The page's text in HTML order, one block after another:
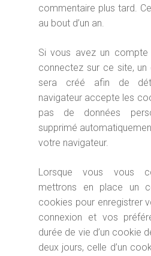
commentaire plus tard.
au bout d’un an.
Si vous avez un
connectez sur ce site,
sera créé afin de
navigateur accepte les
pas de données
supprimé
votre navigateur.
Lorsque vous vous
mettrons en place un
cookies pour enregistrer
connexion et vos
durée de vie d’un cookie
deux jours, celle d’un